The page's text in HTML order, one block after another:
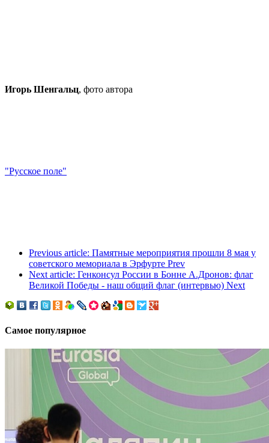
Игорь Шенгальц, фото автора
"Русское поле"
Previous article: Памятные мероприятия прошли 8 мая у
советского мемориала в Эрфурте Prev
Next article: Генконсул России в Бонне А.Дронов: флаг
Великой Победы - наш общий флаг (интервью) Next
Самое популярное